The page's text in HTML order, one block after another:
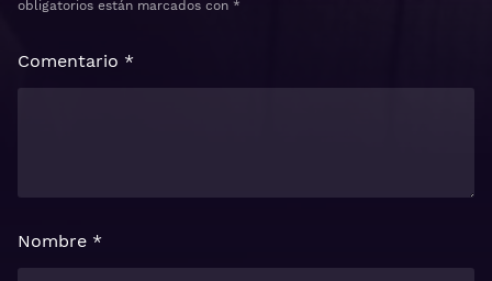
obligatorios están marcados con *
Comentario *
Nombre *